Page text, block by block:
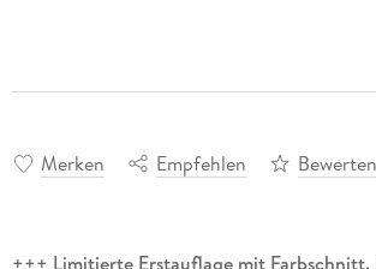
Merken Empfehlen Bewerten
+++ Limitierte Erstauflage mit Farbschnitt.